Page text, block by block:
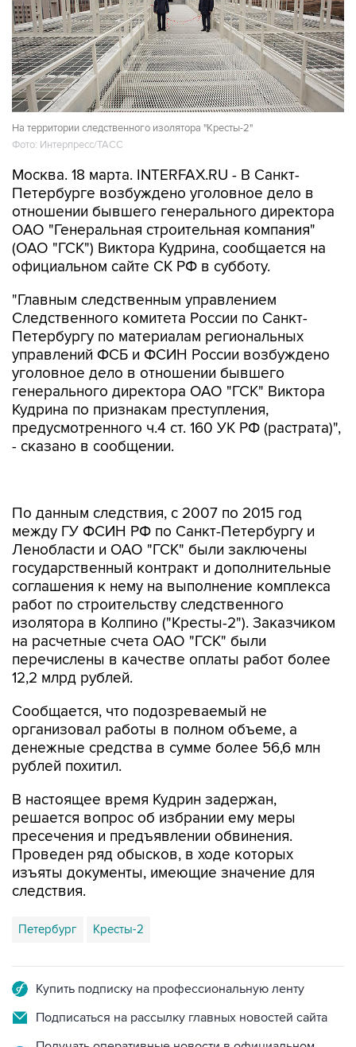
На территории следственного изолятора "Кресты-2"
Фото: Интерпресс/ТАСС
Москва. 18 марта. INTERFAX.RU - В Санкт-
Петербурге возбуждено уголовное дело в
отношении бывшего генерального директора
ОАО "Генеральная строительная компания"
(ОАО "ГСК") Виктора Кудрина, сообщается на
официальном сайте СК РФ в субботу.
"Главным следственным управлением
Следственного комитета России по Санкт-
Петербургу по материалам региональных
управлений ФСБ и ФСИН России возбуждено
уголовное дело в отношении бывшего
генерального директора ОАО "ГСК" Виктора
Кудрина по признакам преступления,
предусмотренного ч.4 ст. 160 УК РФ (растрата)",
- сказано в сообщении.
Ленобласти и ОАО "ГСК" были заключены
государственный контракт и дополнительные
соглашения к нему на выполнение комплекса
работ по строительству следственного
изолятора в Колпино ("Кресты-2"). Заказчиком
на расчетные счета ОАО "ГСК" были
перечислены в качестве оплаты работ более
12,2 млрд рублей.
Сообщается, что подозреваемый не
денежные средства в сумме более 56,6 млн
рублей похитил.
В настоящее время Кудрин задержан,
пресечения и предъявлении обвинения.
Проведен ряд обысков, в ходе которых
изъяты документы, имеющие значение для
следствия.
Петербург
Подписаться на рассылку главных новостей сайта
Получать оперативные новости в официальном